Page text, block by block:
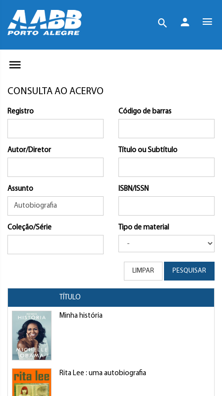
CONSULTA AO ACERVO
Registro Código de barras
Autor/Diretor Título ou Subtítulo
Assunto ISBN/ISSN
Coleção/Série Tipo de material
LIMPAR PESQUISAR
TÍTULO
Minha história
Rita Lee : uma autobiografia